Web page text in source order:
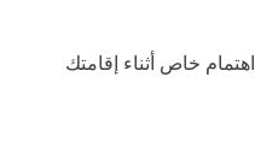
اهتمام خاص أثناء إقامتك